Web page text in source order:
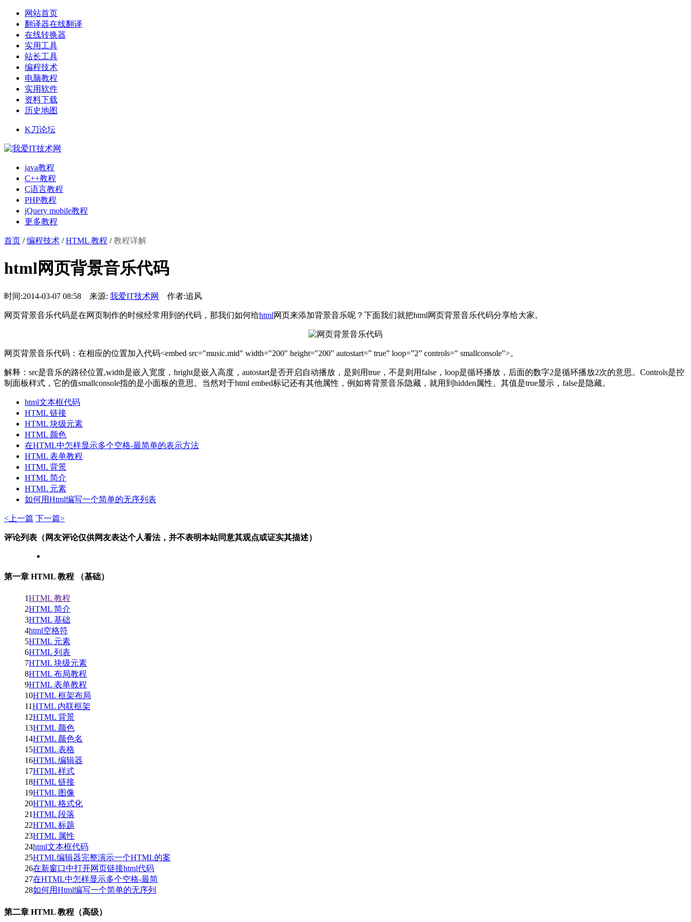
网站首页
翻译器在线翻译
在线转换器
实用工具
站长工具
编程技术
电脑教程
实用软件
资料下载
历史地图
K刀论坛
java教程
C++教程
C语言教程
PHP教程
jQuery mobile教程
更多教程
首页 /编程技术 /HTML 教程 /教程详解
html网页背景音乐代码
时间:2014-03-07 08:58 来源: 我爱IT技术网 作者:追风
网页背景音乐代码是在网页制作的时候经常用到的代码，那我们如何给html网页来添加背景音乐呢？下面我们就把html网页背景音乐代码分享给大家。
网页背景音乐代码：在相应的位置加入代码<embed src="music.mid" width="200" height="200" autostart=” true” loop=”2” controls=" smallconsole">。
解释：src是音乐的路径位置,width是嵌入宽度，hright是嵌入高度，autostart是否开启自动播放，是则用true，不是则用false，loop是循环播放，后面的数字2是循环播放2次的意思。Controls是控
制面板样式，它的值smallconsole指的是小面板的意思。当然对于html embed标记还有其他属性，例如将背景音乐隐藏，就用到hidden属性。其值是true显示，false是隐藏。
html文本框代码
HTML 链接
HTML 块级元素
HTML 颜色
在HTML中怎样显示多个空格-最简单的表示方法
HTML 表单教程
HTML 背景
HTML 简介
HTML 元素
如何用Html编写一个简单的无序列表
<上一篇 下一篇>
评论列表（网友评论仅供网友表达个人看法，并不表明本站同意其观点或证实其描述）
第一章 HTML 教程 （基础）
1HTML 教程
2HTML 简介
3HTML 基础
4html空格符
5HTML 元素
6HTML 列表
7HTML 块级元素
8HTML 布局教程
9HTML 表单教程
10HTML 框架布局
11HTML 内联框架
12HTML 背景
13HTML 颜色
14HTML 颜色名
15HTML 表格
16HTML 编辑器
17HTML 样式
18HTML 链接
19HTML 图像
20HTML 格式化
21HTML 段落
22HTML 标题
23HTML 属性
24html文本框代码
25HTML编辑器完整演示一个HTML的案
26在新窗口中打开网页链接html代码
27在HTML中怎样显示多个空格-最简
28如何用Html编写一个简单的无序列
第二章 HTML 教程（高级）